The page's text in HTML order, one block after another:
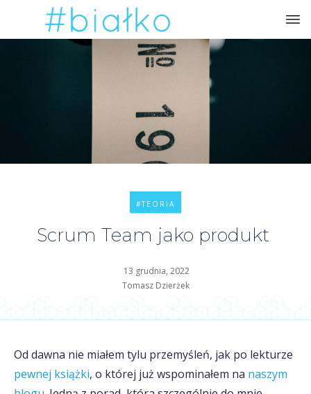
#TEORIA
Scrum Team jako produkt
13 grudnia, 2022
Tomasz Dzierżek
Od dawna nie miałem tylu przemyśleń, jak po lekturze
pewnej książki, o której już wspominałem na naszym